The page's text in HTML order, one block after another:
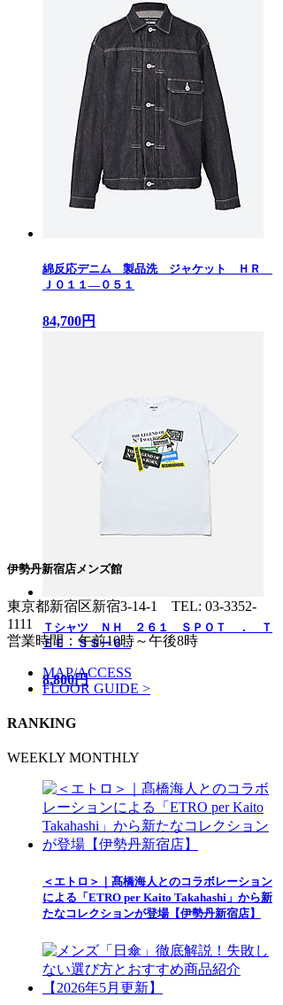
綿反応デニム 製品洗 ジャケット ＨＲ
Ｊ０１１—０５１
84,700円
Ｔシャツ ＮＨ ２６１ ＳＰＯＴ ． Ｔ
ＥＥ ＳＳー６...
8,800円
伊勢丹新宿店メンズ館
東京都新宿区新宿3-14-1 TEL: 03-3352-
1111
営業時間：午前10時～午後8時
MAP/ACCESS
FLOOR GUIDE >
RANKING
WEEKLY MONTHLY
＜エトロ＞｜髙橋海人とのコラボレーション
による「ETRO per Kaito Takahashi」から新
たなコレクションが登場【伊勢丹新宿店】